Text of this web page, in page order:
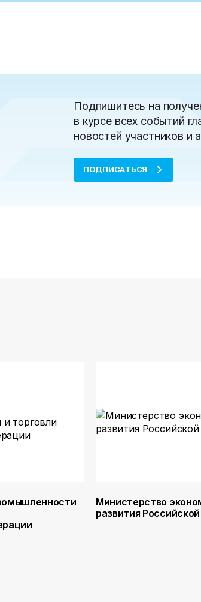
Подпишитесь на
в курсе всех событий
новостей участников и
ПОДПИСАТЬСЯ
Министерство
развития